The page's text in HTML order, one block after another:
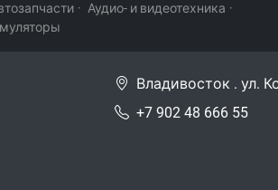
· Аудио- и видеотехника ·
Владивосток . ул.
+7 902 48 666 55